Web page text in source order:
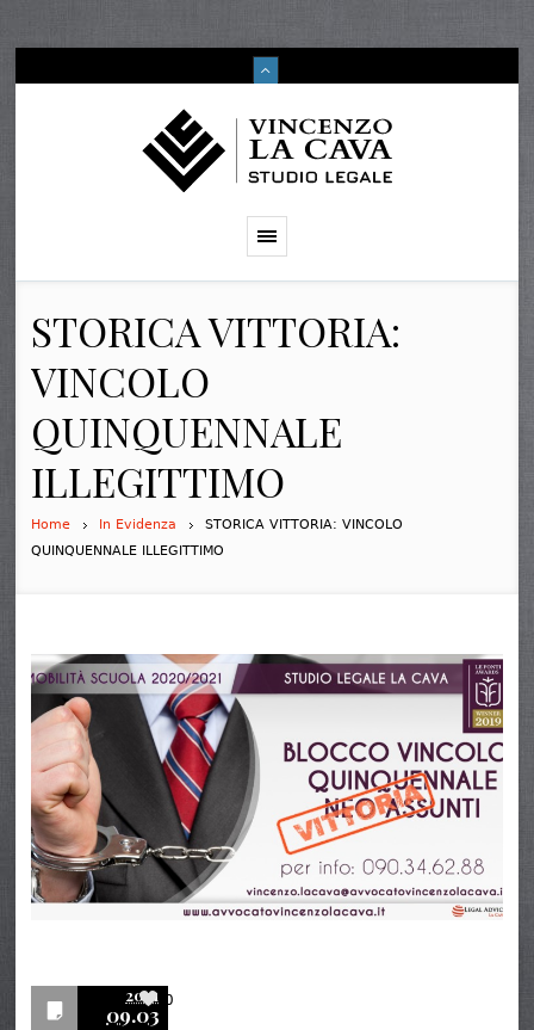
STORICA VITTORIA:
VINCOLO
QUINQUENNALE
ILLEGITTIMO
Home In Evidenza
STORICA VITTORIA: VINCOLO
QUINQUENNALE ILLEGITTIMO
2021
09.03
0